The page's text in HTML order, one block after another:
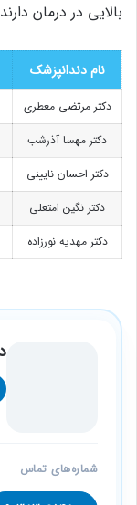
بالایی در درمان
نام دندانپزشک
دکتر مرتضی معطری
دکتر مهسا آذرشب
دکتر احسان نایینی
دکتر نگین امتعلی
دکتر مهدیه نورزاده
شماره‌های تماس